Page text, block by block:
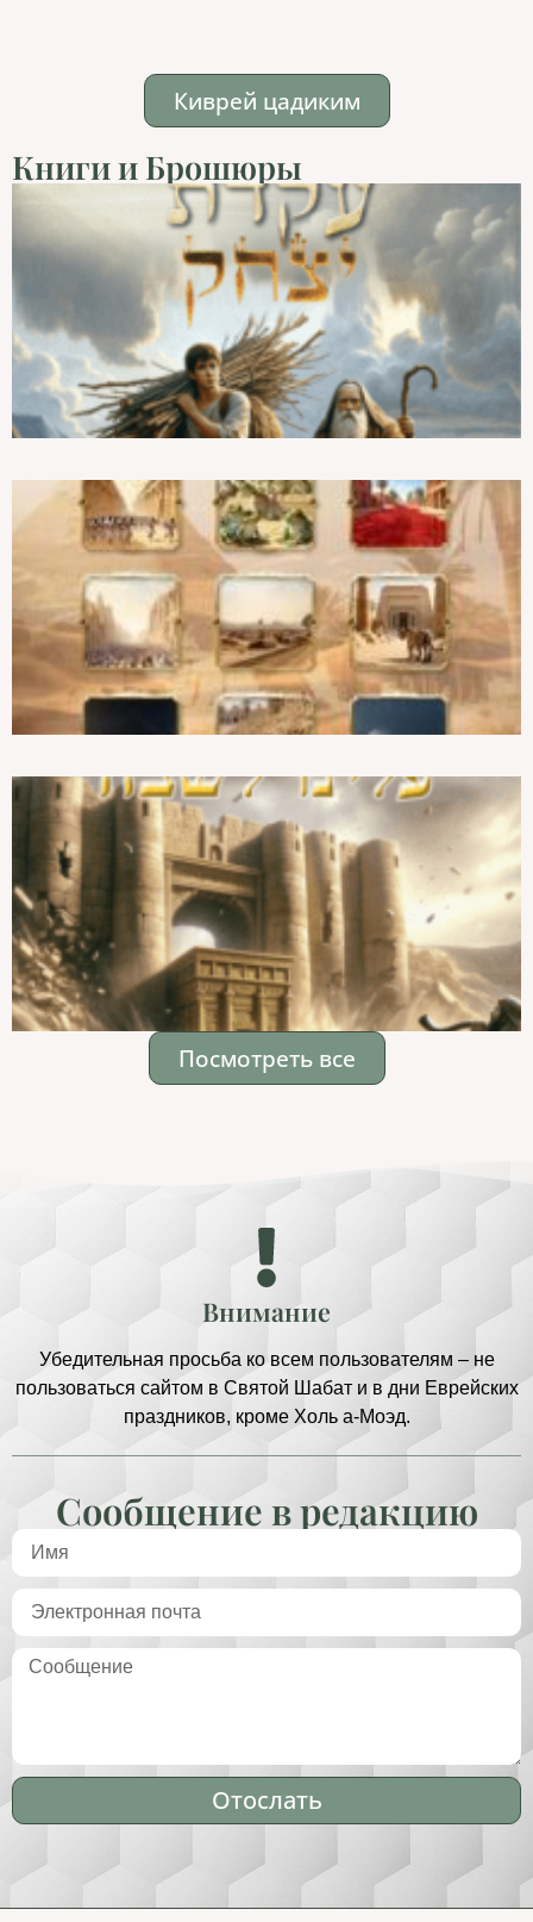
Киврей цадиким
Книги и Брошюры
Посмотреть все
Внимание
Убедительная просьба ко всем пользователям – не
пользоваться сайтом в Святой Шабат и в дни Еврейских
праздников, кроме Холь а-Моэд.
Сообщение в редакцию
Отослать